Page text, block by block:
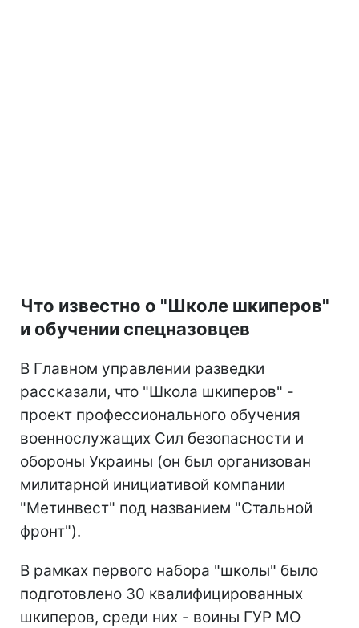
Что известно о "Школе шкиперов"
и обучении спецназовцев
В Главном управлении разведки
рассказали, что "Школа шкиперов" -
проект профессионального обучения
военнослужащих Сил безопасности и
обороны Украины (он был организован
милитарной инициативой компании
"Метинвест" под названием "Стальной
фронт").
В рамках первого набора "школы" было
подготовлено 30 квалифицированных
шкиперов, среди них - воины ГУР МО